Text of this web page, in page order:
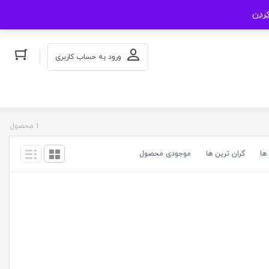
ورود به حساب کاربری
1 محصول
ها گران ترین ها موجودی محصول